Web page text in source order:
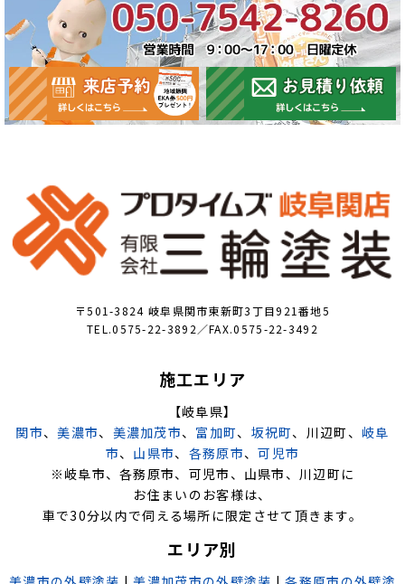
〒501-3824 岐阜県関市東新町3丁目921番地5
TEL.0575-22-3892／FAX.0575-22-3492
施工エリア
【岐阜県】
関市、美濃市、 美濃加茂市、 富加町、 坂祝町、川辺町、 岐阜
市、 山県市、 各務原市、可児市
※岐阜市、各務原市、可児市、山県市、川辺町に
お住まいのお客様は、
車で30分以内で伺える場所に限定させて頂きます。
エリア別